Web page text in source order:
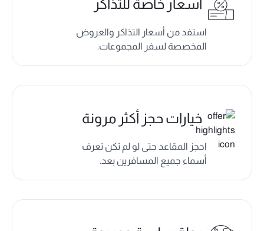
أسعار خاصة للتذاكر
استفد من أسعار التذاكر والعروض
المخصصة لسفر المجموعات.
خيارات حجز أكثر مرونة
احجز المقاعد حتى لو لم تكن تعرف
أسماء جميع المسافرين بعد.